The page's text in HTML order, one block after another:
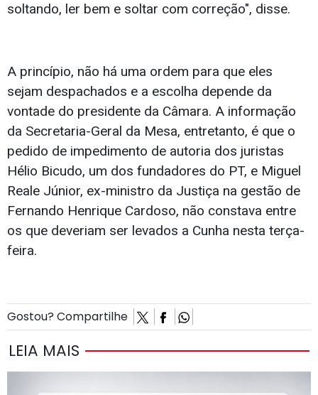
soltando, ler bem e soltar com correção", disse.
A princípio, não há uma ordem para que eles
sejam despachados e a escolha depende da
vontade do presidente da Câmara. A informação
da Secretaria-Geral da Mesa, entretanto, é que o
pedido de impedimento de autoria dos juristas
Hélio Bicudo, um dos fundadores do PT, e Miguel
Reale Júnior, ex-ministro da Justiça na gestão de
Fernando Henrique Cardoso, não constava entre
os que deveriam ser levados a Cunha nesta terça-
feira.
Gostou? Compartilhe
LEIA MAIS